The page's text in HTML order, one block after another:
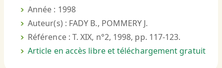
Année : 1998
Auteur(s) : FADY B., POMMERY J.
Référence : T. XIX, n°2, 1998, pp. 117-123.
Article en accès libre et téléchargement gratuit